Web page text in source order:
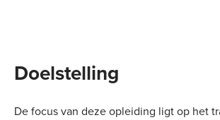
Doelstelling
De focus van deze opleiding ligt op het